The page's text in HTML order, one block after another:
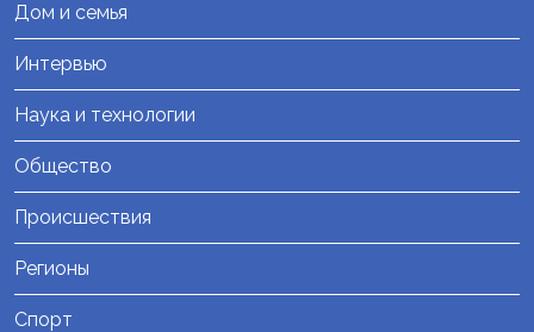
Дом и семья
Интервью
Наука и технологии
Общество
Происшествия
Регионы
Спорт